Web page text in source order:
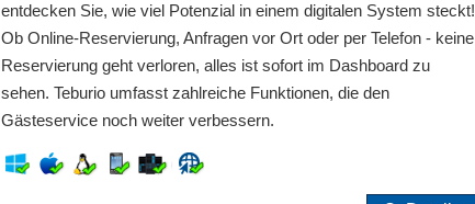
entdecken Sie, wie viel Potenzial in einem digitalen System steckt!
Ob Online-Reservierung, Anfragen vor Ort oder per Telefon - keine
Reservierung geht verloren, alles ist sofort im Dashboard zu
sehen. Teburio umfasst zahlreiche Funktionen, die den
Gästeservice noch weiter verbessern.